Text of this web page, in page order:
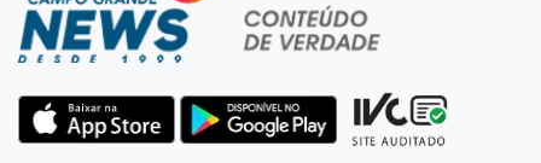
frente da filha é condenado
Rodamos 1.000 km com o Basalt; veja onde
ele mais surpreendeu